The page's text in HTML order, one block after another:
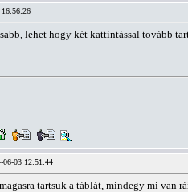
lehet hogy két kattintással tovább
06-03 12:51:44
tartsuk a táblát, mindegy mi van